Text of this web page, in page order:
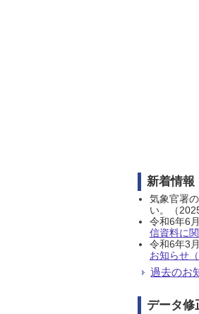
新着情報
気象官署
い。（
令和6年6
信資料に
令和6年3
お知らせ
過去のお
データ修